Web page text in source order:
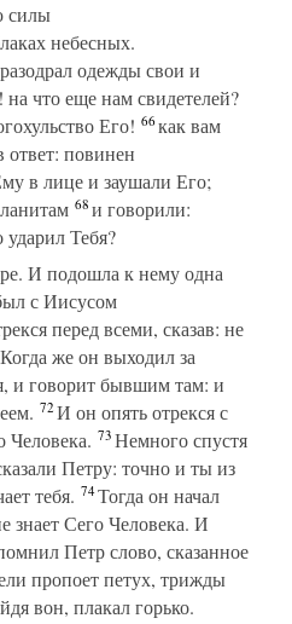
силы
небесных.
одежды свои и
на что еще нам свидетелей?
Его! 66как вам
ответ: повинен
в лице и заушали Его;
68и говорили:
Тебя?
И подошла к нему одна
с Иисусом
перед всеми, сказав: не
же он выходил за
и говорит бывшим там: и
72И он опять отрекся с
Человека. 73Немного спустя
Петру: точно и ты из
тебя. 74Тогда он начал
знает Сего Человека. И
Петр слово, сказанное
пропоет петух, трижды
вон, плакал горько.